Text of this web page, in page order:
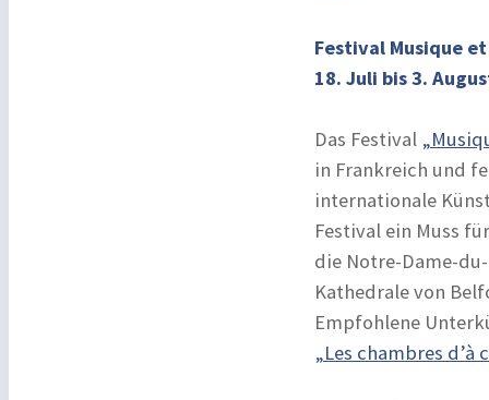
Festival Musique
18. Juli bis 3.
Das Festival
in Frankreich und
internationale
Festival ein Muss
die Notre-Dame-
Kathedrale von
Empfohlene
„Les chambres d’à